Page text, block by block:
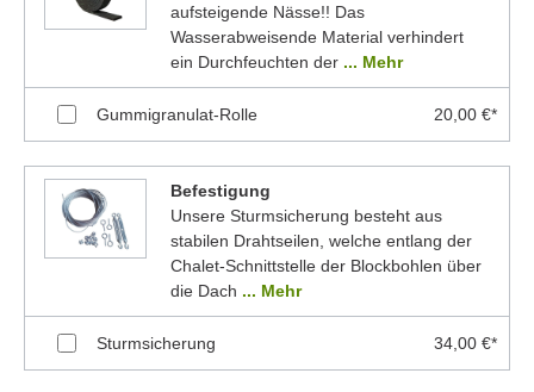
aufsteigende Nässe!! Das
Wasserabweisende Material verhindert
ein Durchfeuchten der ... Mehr
Gummigranulat-Rolle 20,00 €*
Befestigung
Unsere Sturmsicherung besteht aus
stabilen Drahtseilen, welche entlang der
Chalet-Schnittstelle der Blockbohlen über
die Dach ... Mehr
Sturmsicherung 34,00 €*